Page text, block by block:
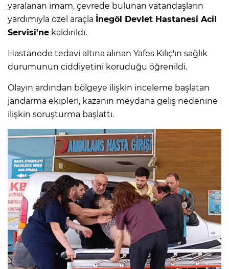
yaralanan imam, çevrede bulunan vatandaşların
yardımıyla özel araçla İnegöl Devlet Hastanesi Acil
Servisi'ne kaldırıldı.
Hastanede tedavi altına alınan Yafes Kılıç'ın sağlık
durumunun ciddiyetini koruduğu öğrenildi.
Olayın ardından bölgeye ilişkin inceleme başlatan
jandarma ekipleri, kazanın meydana geliş nedenine
ilişkin soruşturma başlattı.